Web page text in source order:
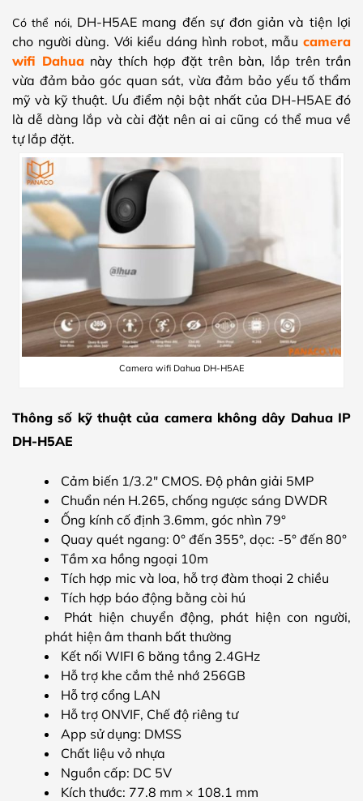
Có thể nói, DH-H5AE mang đến sự đơn giản và tiện lợi
cho người dùng. Với kiểu dáng hình robot, mẫu camera
wifi Dahua này thích hợp đặt trên bàn, lắp trên trần
vừa đảm bảo góc quan sát, vừa đảm bảo yếu tố thẩm
mỹ và kỹ thuật. Ưu điểm nội bật nhất của DH-H5AE đó
là dễ dàng lắp và cài đặt nên ai ai cũng có thể mua về
tự lắp đặt.
Camera wifi Dahua DH-H5AE
Thông số kỹ thuật của camera không dây Dahua IP
DH-H5AE
Cảm biến 1/3.2″ CMOS. Độ phân giải 5MP
Chuẩn nén H.265, chống ngược sáng DWDR
Ống kính cố định 3.6mm, góc nhìn 79°
Quay quét ngang: 0° đến 355°, dọc: -5° đến 80°
Tầm xa hồng ngoại 10m
Tích hợp mic và loa, hỗ trợ đàm thoại 2 chiều
Tích hợp báo động bằng còi hú
Phát hiện chuyển động, phát hiện con người,
phát hiện âm thanh bất thường
Kết nối WIFI 6 băng tầng 2.4GHz
Hỗ trợ khe cắm thẻ nhớ 256GB
Hỗ trợ cổng LAN
Hỗ trợ ONVIF, Chế độ riêng tư
App sử dụng: DMSS
Chất liệu vỏ nhựa
Nguồn cấp: DC 5V
Kích thước: 77.8 mm × 108.1 mm